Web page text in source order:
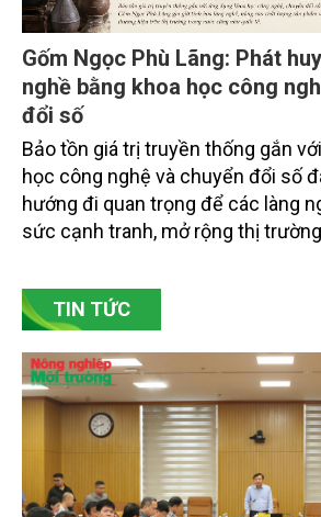
Gốm Ngọc Phù Lãng: Phát
nghề bằng khoa học công
đổi số
Bảo tồn giá trị truyền thống gắn
học công nghệ và chuyển đổi số
hướng đi quan trọng để các làng
sức cạnh tranh, mở rộng thị
Bắc Ninh, nhiều nghệ nhân và cơ
chủ động đổi mới tư duy, đầu tư
TIN TỨC